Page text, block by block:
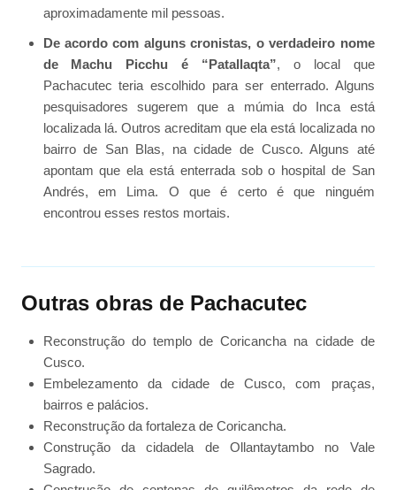
aproximadamente mil pessoas.
De acordo com alguns cronistas, o verdadeiro nome
de Machu Picchu é “Patallaqta”, o local que
Pachacutec teria escolhido para ser enterrado. Alguns
pesquisadores sugerem que a múmia do Inca está
localizada lá. Outros acreditam que ela está localizada no
bairro de San Blas, na cidade de Cusco. Alguns até
apontam que ela está enterrada sob o hospital de San
Andrés, em Lima. O que é certo é que ninguém
encontrou esses restos mortais.
Outras obras de Pachacutec
Reconstrução do templo de Coricancha na cidade de
Cusco.
Embelezamento da cidade de Cusco, com praças,
bairros e palácios.
Reconstrução da fortaleza de Coricancha.
Construção da cidadela de Ollantaytambo no Vale
Sagrado.